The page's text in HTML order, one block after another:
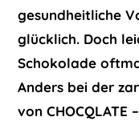
gesundheitliche
glücklich. Doch
Schokolade
Anders bei der
von